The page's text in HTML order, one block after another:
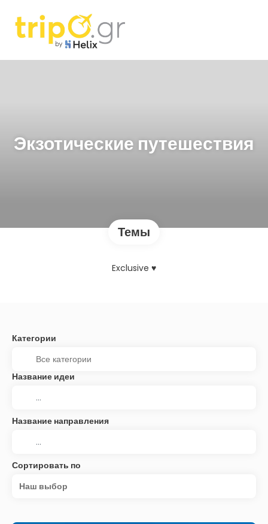
Экзотические путешествия
Темы
Exclusive ♥
Категории
Название идеи
Название направления
Сортировать по
Наш выбор